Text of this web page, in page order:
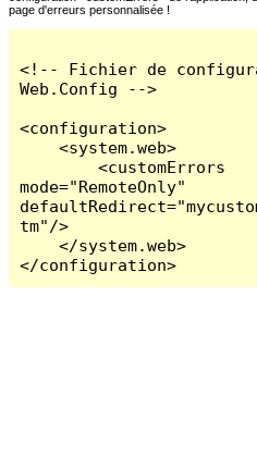
page d'erreurs personnalisée !
<!-- Fichier de
Web.Config -->
<configuration>
    <system.web>
        <customErrors
mode="RemoteOnly"
tm"/>
    </system.web>
</configuration>